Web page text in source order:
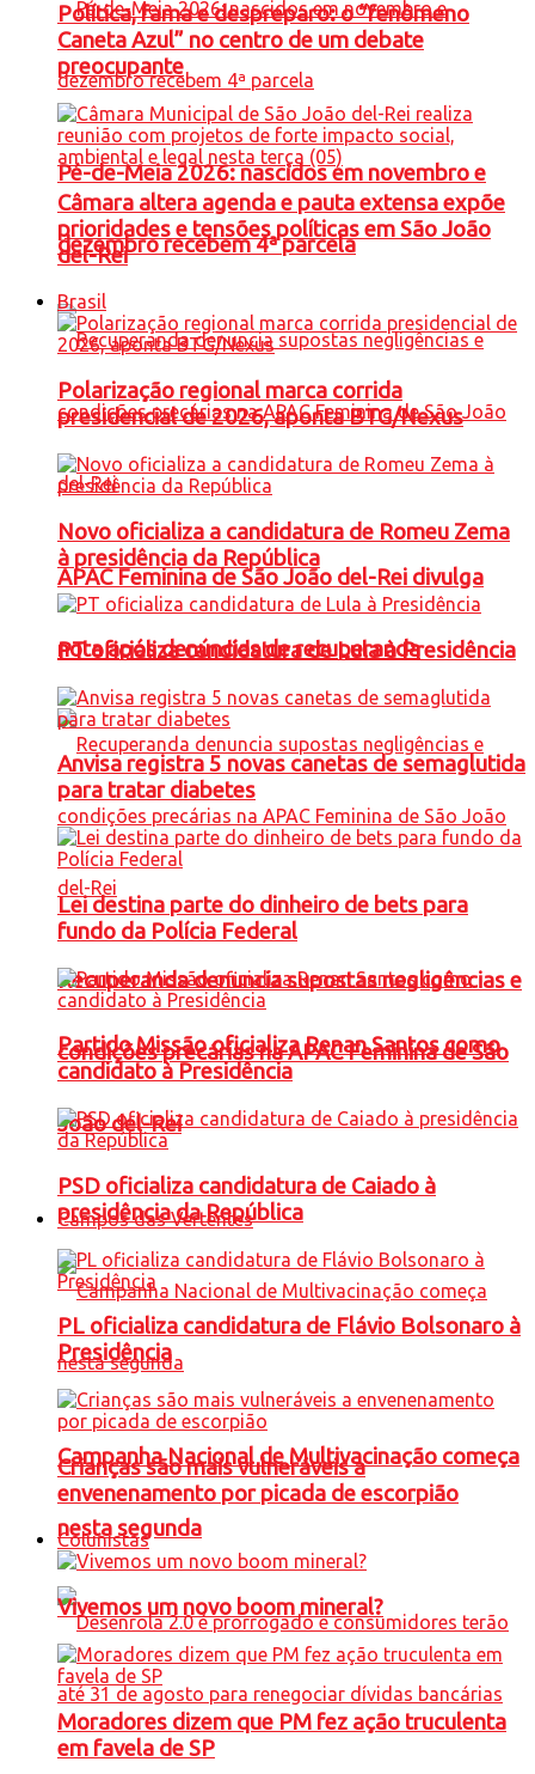
Pé-de-Meia 2026: nascidos em novembro e
dezembro recebem 4ª parcela
APAC Feminina de São João del-Rei divulga
nota após denúncias de recuperanda
Recuperanda denuncia supostas negligências e
condições precárias na APAC Feminina de São
João del-Rei
Campos das Vertentes
Campanha Nacional de Multivacinação começa
nesta segunda
Política, fama e despreparo: o “fenômeno
Caneta Azul” no centro de um debate
preocupante
Câmara altera agenda e pauta extensa expõe
prioridades e tensões políticas em São João
del-Rei
Brasil
Polarização regional marca corrida
presidencial de 2026, aponta BTG/Nexus
Novo oficializa a candidatura de Romeu Zema
à presidência da República
PT oficializa candidatura de Lula à Presidência
Anvisa registra 5 novas canetas de semaglutida
para tratar diabetes
Lei destina parte do dinheiro de bets para
fundo da Polícia Federal
Partido Missão oficializa Renan Santos como
candidato à Presidência
PSD oficializa candidatura de Caiado à
presidência da República
PL oficializa candidatura de Flávio Bolsonaro à
Presidência
Crianças são mais vulneráveis a
envenenamento por picada de escorpião
Colunistas
Vivemos um novo boom mineral?
Moradores dizem que PM fez ação truculenta
em favela de SP